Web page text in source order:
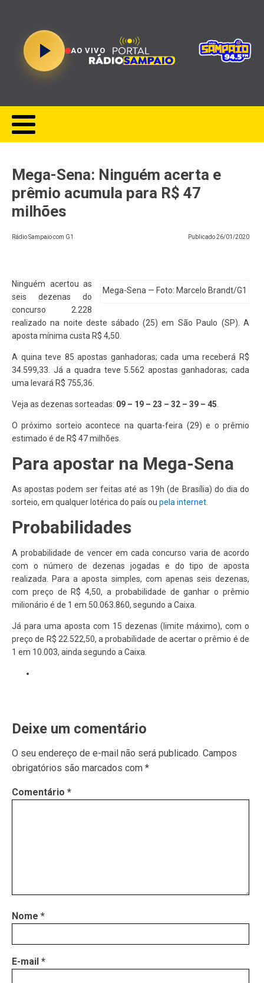
AO VIVO
Mega-Sena: Ninguém acerta e
prêmio acumula para R$ 47
milhões
Rádio Sampaio com G1 Publicado26/01/2020
Mega-Sena — Foto: Marcelo Brandt/G1
Ninguém acertou as
seis dezenas do
concurso 2.228
realizado na noite deste sábado (25) em São Paulo (SP). A
aposta mínima custa R$ 4,50.
A quina teve 85 apostas ganhadoras; cada uma receberá R$
34.599,33. Já a quadra teve 5.562 apostas ganhadoras; cada
uma levará R$ 755,36.
Veja as dezenas sorteadas: 09 – 19 – 23 – 32 – 39 – 45
O próximo sorteio acontece na quarta-feira (29) e o prêmio
estimado é de R$ 47 milhões.
Para apostar na Mega-Sena
As apostas podem ser feitas até as 19h (de Brasília) do dia do
sorteio, em qualquer lotérica do país ou pela internet.
Probabilidades
A probabilidade de vencer em cada concurso varia de acordo
com o número de dezenas jogadas e do tipo de aposta
realizada. Para a aposta simples, com apenas seis dezenas,
com preço de R$ 4,50, a probabilidade de ganhar o prêmio
milionário é de 1 em 50.063.860, segundo a Caixa.
Já para uma aposta com 15 dezenas (limite máximo), com o
preço de R$ 22.522,50, a probabilidade de acertar o prêmio é de
1 em 10.003, ainda segundo a Caixa.
Deixe um comentário
O seu endereço de e-mail não será publicado. Campos
obrigatórios são marcados com *
Comentário *
Nome *
E-mail *